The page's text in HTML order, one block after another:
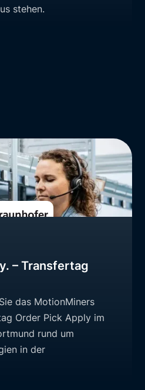
stehen.
– Transfertag
das MotionMiners
Order Pick Apply im
rund um
in der